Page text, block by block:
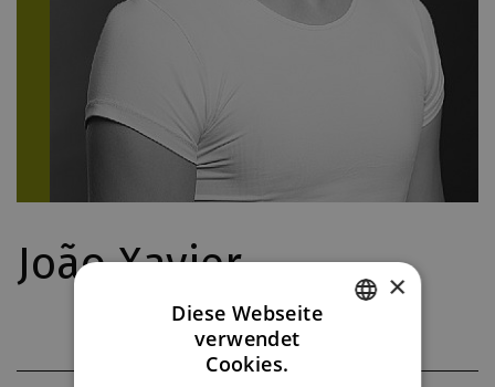
João Xavier ×
Diese Webseite
verwendet
Cookies.